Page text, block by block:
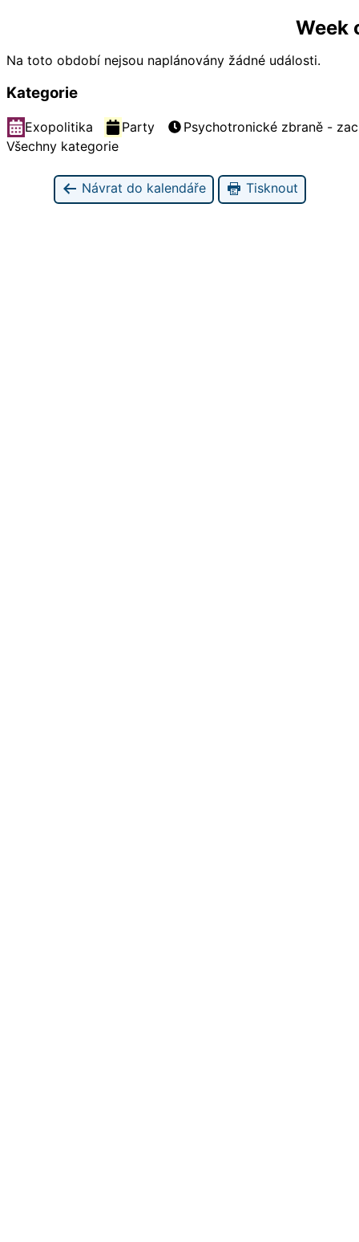
Week
Na toto období nejsou naplánovány žádné události.
Kategorie
Exopolitika Party
Psychotronické zbraně -
Všechny kategorie
Návrat do kalendáře Tisknout